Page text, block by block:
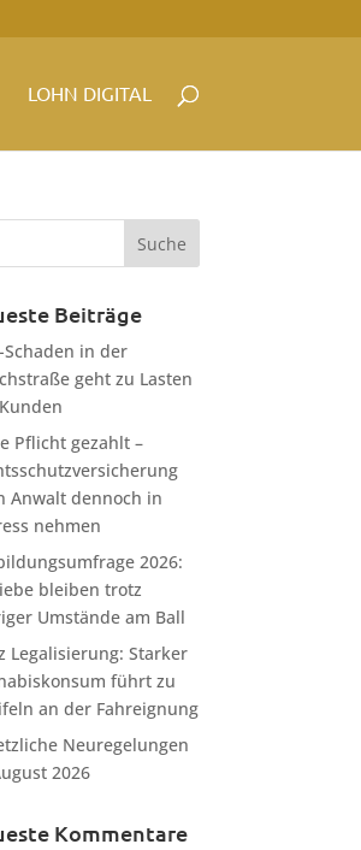
LOHN DIGITAL
Beiträge
Schaden in der
geht zu Lasten
Pflicht gezahlt –
Anwalt dennoch in
nehmen
2026:
bleiben trotz
Umstände am Ball
Legalisierung: Starker
führt zu
an der Fahreignung
Neuregelungen
2026
Kommentare